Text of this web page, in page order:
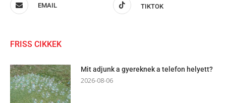
EMAIL TIKTOK
FRISS CIKKEK
Mit adjunk a gyereknek a telefon helyett?
2026-08-06